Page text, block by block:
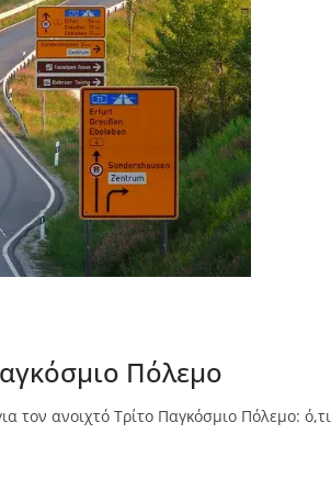
Πόλεμο
τον ανοιχτό Τρίτο Παγκόσμιο Πόλεμο: